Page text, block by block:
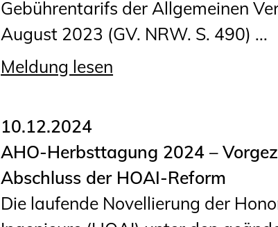
Öffentlich bestellte und
vereidigte Sachverständige
Prüfsachverständige
Bauvorlageberechtigte
Sachkundige für Zustands- und
Funktionsprüfung privater
Abwasserleitungen
Gebührentarifs der Allgemeinen
August 2023 (GV. NRW. S. 490) ...
Meldung lesen
10.12.2024
AHO-Herbsttagung 2024 –
Abschluss der HOAI-Reform
Die laufende Novellierung der